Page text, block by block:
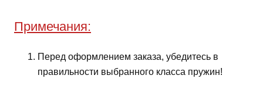
Примечания:
Перед оформлением заказа, убедитесь в
правильности выбранного класса пружин!